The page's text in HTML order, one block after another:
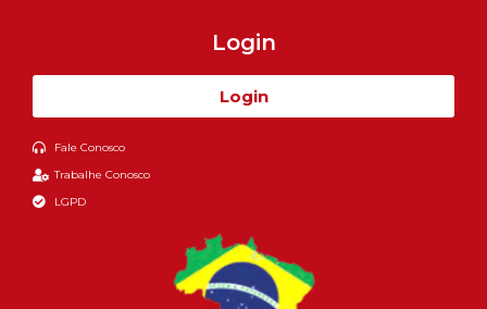
Login
Login
Fale Conosco
Trabalhe Conosco
LGPD